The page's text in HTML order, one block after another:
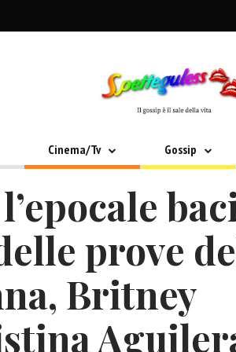
Cinema/Tv Gossip
prove
Britney